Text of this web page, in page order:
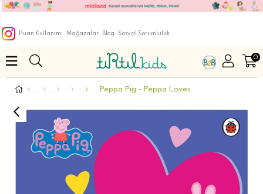
Puan Kullanımı Mağazalar Blog Sosyal Sorumluluk
0
Peppa Pig - Peppa Loves